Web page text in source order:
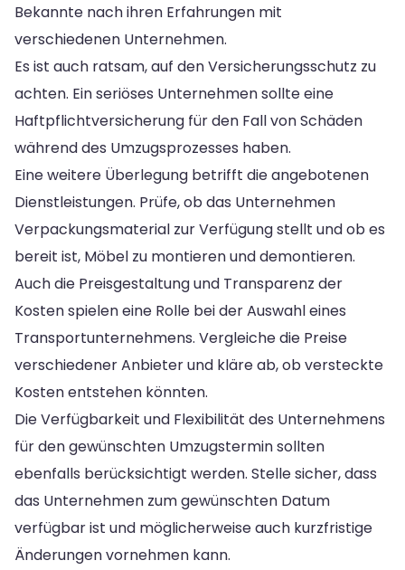
Bekannte nach ihren Erfahrungen mit
verschiedenen Unternehmen.
Es ist auch ratsam, auf den Versicherungsschutz zu
achten. Ein seriöses Unternehmen sollte eine
Haftpflichtversicherung für den Fall von Schäden
während des Umzugsprozesses haben.
Eine weitere Überlegung betrifft die angebotenen
Dienstleistungen. Prüfe, ob das Unternehmen
Verpackungsmaterial zur Verfügung stellt und ob es
bereit ist, Möbel zu montieren und demontieren.
Auch die Preisgestaltung und Transparenz der
Kosten spielen eine Rolle bei der Auswahl eines
Transportunternehmens. Vergleiche die Preise
verschiedener Anbieter und kläre ab, ob versteckte
Kosten entstehen könnten.
Die Verfügbarkeit und Flexibilität des Unternehmens
für den gewünschten Umzugstermin sollten
ebenfalls berücksichtigt werden. Stelle sicher, dass
das Unternehmen zum gewünschten Datum
verfügbar ist und möglicherweise auch kurzfristige
Änderungen vornehmen kann.